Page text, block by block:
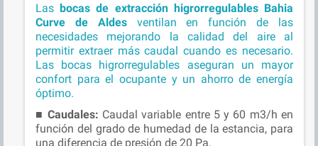
Lasbocas de extracción higrorregulables Bahia
Curve
de Aldesventilan en función de las
necesidades mejorando la calidad del aire al
permitir extraer más caudal cuando es necesario.
Las bocas higrorregulables aseguran un mayor
confort para el ocupante y un ahorro de energía
óptimo.
■ Caudales: Caudal variable entre 5 y 60 m3/h en
función del grado de humedad de la estancia, para
una diferencia de presión de 20 Pa.